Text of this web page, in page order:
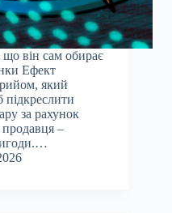
він сам обирає
Ефект
який
за рахунок
–